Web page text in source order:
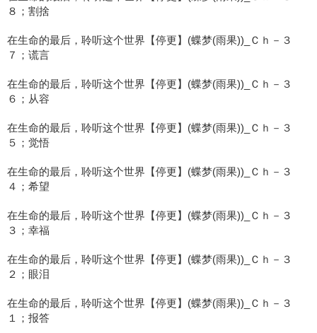
８；割捨
在生命的最后，聆听这个世界【停更】(蝶梦(雨果))_Ｃｈ－３
７；谎言
在生命的最后，聆听这个世界【停更】(蝶梦(雨果))_Ｃｈ－３
６；从容
在生命的最后，聆听这个世界【停更】(蝶梦(雨果))_Ｃｈ－３
５；觉悟
在生命的最后，聆听这个世界【停更】(蝶梦(雨果))_Ｃｈ－３
４；希望
在生命的最后，聆听这个世界【停更】(蝶梦(雨果))_Ｃｈ－３
３；幸福
在生命的最后，聆听这个世界【停更】(蝶梦(雨果))_Ｃｈ－３
２；眼泪
在生命的最后，聆听这个世界【停更】(蝶梦(雨果))_Ｃｈ－３
１；报答